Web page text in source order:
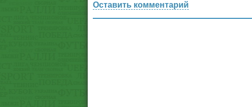
Оставить комментарий